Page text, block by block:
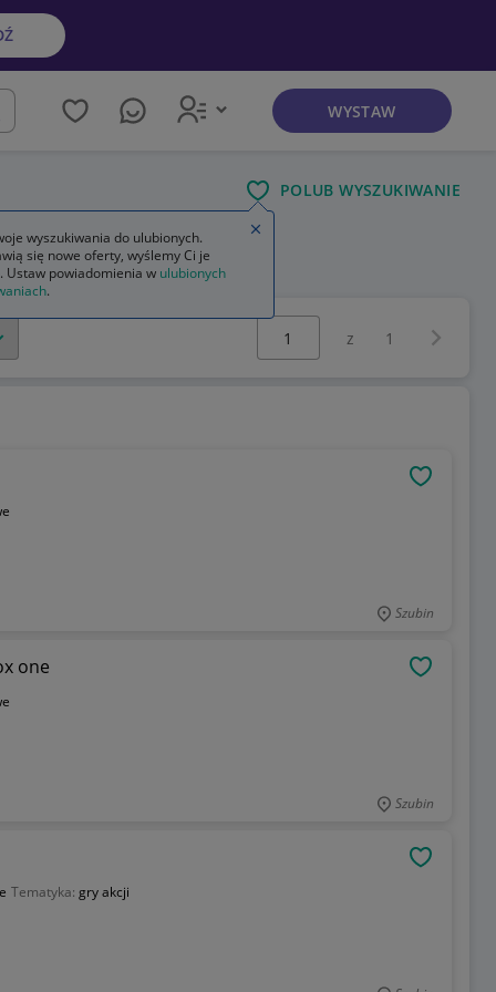
WYSTAW
POLUB WYSZUKIWANIE
Wybierz stronę:
z 1
Szubin
one
Szubin
Tematyka: gry akcji
wyszukiwania do ulubionych.
się nowe oferty, wyślemy Ci je
Ustaw powiadomienia w ulubionych
.
Zamknij wskazówkę